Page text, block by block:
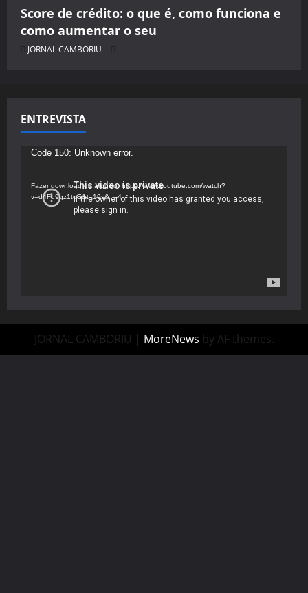
Score de crédito: o que é, como funciona e
como aumentar o seu
JORNAL CAMBORIU
ENTREVISTA
Tocador
vídeo
Code 150: Unknown error.
Fazer download do arquivo: https://www.youtube.com/watch?
v=d4Fu9gz1tqE&t=19s&_=4
JORNAL CAMBORIU | MoreNews by AF themes.